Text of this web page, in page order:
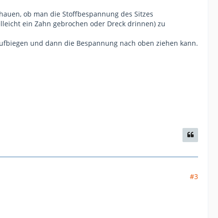
ob man die Stoffbespannung des Sitzes
ein Zahn gebrochen oder Dreck drinnen) zu
und dann die Bespannung nach oben ziehen kann.
#3